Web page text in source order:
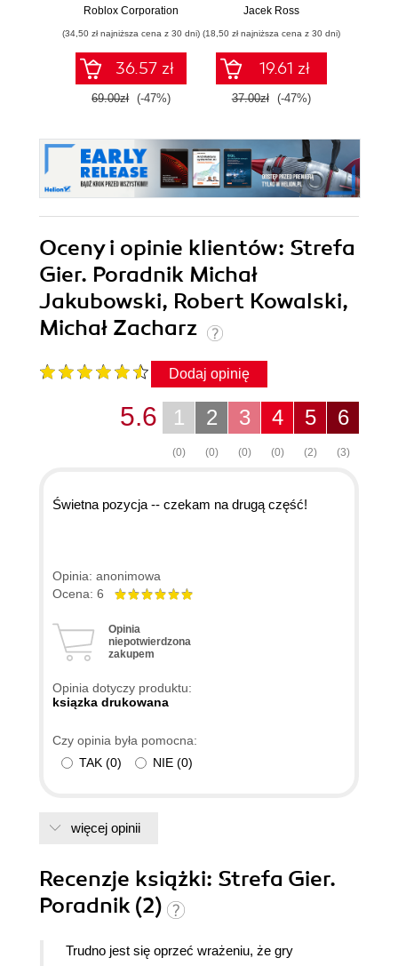
Roblox Corporation
(34,50 zł najniższa cena z 30 dni)
36.57 zł
69.00zł (-47%)
Jacek Ross
(18,50 zł najniższa cena z 30 dni)
19.61 zł
37.00zł (-47%)
Oceny i opinie klientów: Strefa
Gier. Poradnik Michał
Jakubowski, Robert Kowalski,
Michał Zacharz
Dodaj opinię
6
(3)
5
(2)
4
(0)
3
(0)
2
(0)
1
(0)
5.6
Świetna pozycja -- czekam na drugą część!
Opinia: anonimowa
Ocena: 6
Opinia
niepotwierdzona
zakupem
Opinia dotyczy produktu:
ksiązka drukowana
Czy opinia była pomocna:
TAK (0) NIE (0)
więcej opinii
Recenzje książki: Strefa Gier.
Poradnik (2)
Trudno jest się oprzeć wrażeniu, że gry